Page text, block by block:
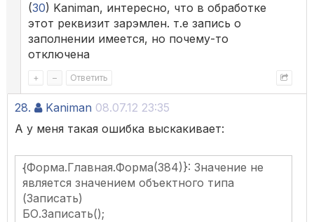
(30) Kaniman, интересно, что в обработке
этот реквизит зарэмлен. т.е запись о
заполнении имеется, но почему-то
отключена
+ – Ответить
28. Kaniman 08.07.12 23:35
А у меня такая ошибка выскакивает:
{Форма.Главная.Форма(384)}: Значение не
является значением объектного типа
(Записать)
БО.Записать();